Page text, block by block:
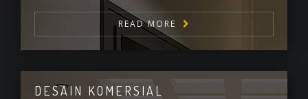
READ MORE
DESAIN KOMERSIAL